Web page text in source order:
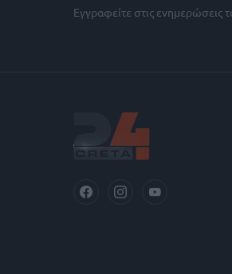
Εγγραφείτε στις ενημερώσεις